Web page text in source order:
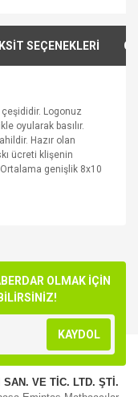
SEÇENEKLERİ
çeşididir. Logonuz
oyularak basılır.
Hazır olan
ücreti klişenin
genişlik 8x10
OLMAK İÇİN
KAYDOL
VE TİC. LTD. ŞTİ.